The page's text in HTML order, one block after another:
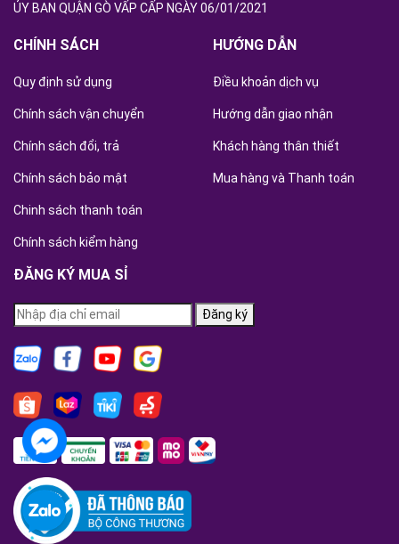
ỦY BAN QUẬN GÒ VẤP CẤP NGÀY 06/01/2021
CHÍNH SÁCH
Quy định sử dụng
Chính sách vận chuyển
Chính sách đổi, trả
Chính sách bảo mật
Chinh sách thanh toán
Chính sách kiểm hàng
HƯỚNG DẪN
Điều khoản dịch vụ
Hướng dẫn giao nhận
Khách hàng thân thiết
Mua hàng và Thanh toán
ĐĂNG KÝ MUA SỈ
Đăng ký